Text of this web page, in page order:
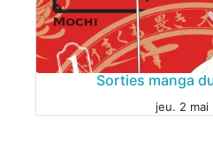
MANGA
Sorties manga
jeu. 2 mai